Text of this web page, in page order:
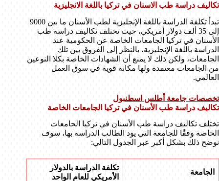
تكاليف دراسة طب الاسنان في تركيا باللغة الانجليزية
تبدأ تكلفة الدراسة باللغة الإنجليزية لطب الأسنان ما بين 9000
إلى 35 ألف دولار أمريكي، حيث تختلف تكاليف دراسة طب
الأسنان في تركيا الجامعات الخاصة عن الحكومية عند
الدراسة باللغة الإنجليزية، بالنظر إلى الفروق بين تلك
الجامعات، ولكن ذلك لا يمنع أن الشهادات الخاصة بكلا النوعين
من الجامعات معتمدة ولها مكانة قوية في سوق العمل
العالمي.
تخصصات جامعة أطلس اسطنبول
تكاليف دراسة طب الأسنان في تركيا الجامعات الخاصة
تختلف تكاليف دراسة طب الأسنان في تركيا الجامعات
الخاصة وفقًا للجامعة التي يود الطالب الدراسة بها، سوف
نوضح ذلك بشكل أكبر عبر الجدول التالي:
الجامعة
تكلفة الدراسة بالدولار
الأمريكي للعام الواحد